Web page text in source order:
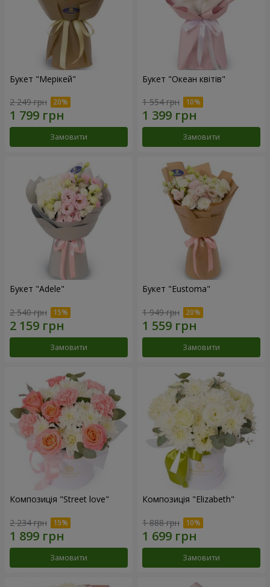
Букет "Мерікей"
2 249 грн
Замовити
Букет "Океан квітів"
1 554 грн
Замовити
Букет "Adele"
2 540 грн
Замовити
Букет "Eustoma"
1 949 грн
Замовити
Композиція "Street love"
2 234 грн
Замовити
Композиція "Elizabeth"
1 888 грн
Замовити